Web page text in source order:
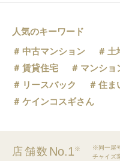
人気のキーワード
中古マンション
土
賃貸住宅
マンショ
リースバック
住ま
ケインコスギさん
店舗数 No.1※
※同一屋
チャイズ